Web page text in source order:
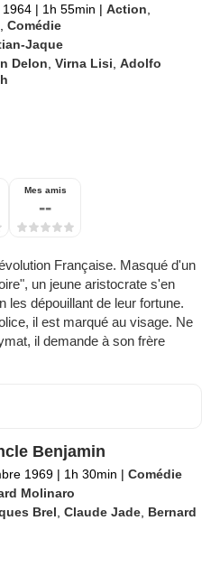
1964 | 1h 55min | Action
,Comédie
Jaque
Delon ,Virna Lisi ,Adolfo
Mes amis
--
Française. Masqué d'un
un jeune aristocrate s'en
les dépouillant de leur fortune.
il est marqué au visage. Ne
il demande à son frère
Benjamin
1969 | 1h 30min | Comédie
Molinaro
Brel ,Claude Jade Bernard